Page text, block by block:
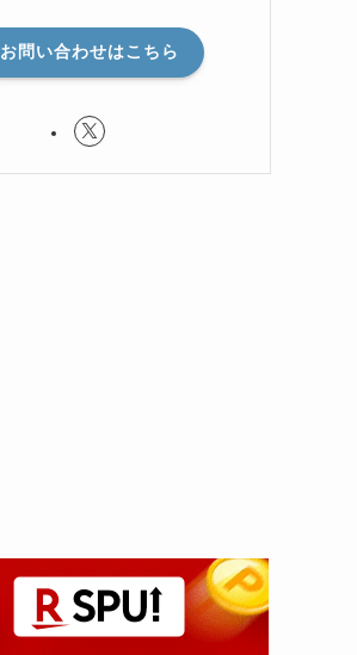
お問い合わせはこちら